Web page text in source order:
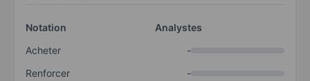
Notation
Analystes
Acheter
-
Renforcer
-